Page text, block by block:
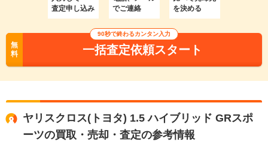
査定申し込み
でご連絡
を決める
無
料
90秒で終わるカンタン入力
一括査定依頼スタート
ヤリスクロス(トヨタ) 1.5 ハイブリッド GRスポ
ーツの買取・売却・査定の参考情報